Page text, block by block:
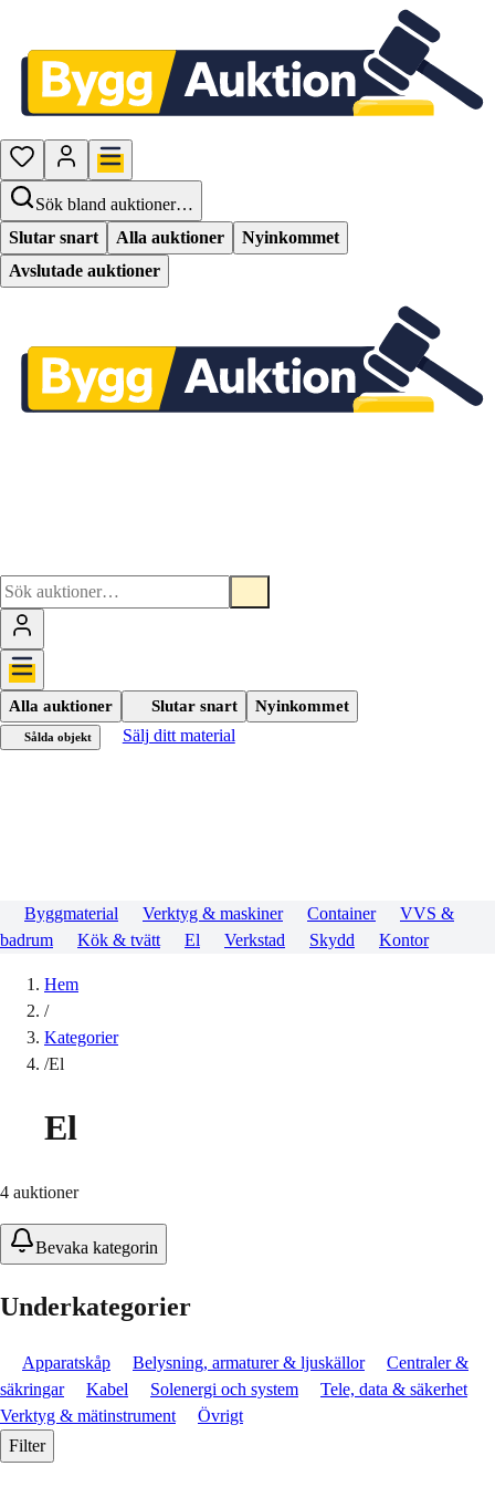
Sök bland auktioner…
Slutar snart
Alla auktioner
Nyinkommet
Avslutade auktioner
Alla auktioner Slutar snart Nyinkommet
Sålda objekt Sälj ditt material
Byggmaterial Verktyg & maskiner Container
VVS &
badrum
Kök & tvätt El Verkstad Skydd Kontor
Hem
/
Kategorier
/El
El
4 auktioner
Bevaka kategorin
Underkategorier
Apparatskåp Belysning, armaturer & ljuskällor
Centraler &
säkringar
Kabel Solenergi och system
Tele, data & säkerhet
Verktyg & mätinstrument
Övrigt
Filter